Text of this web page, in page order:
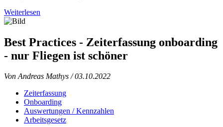
Weiterlesen
Best Practices - Zeiterfassung onboarding
- nur Fliegen ist schöner
Von Andreas Mathys / 03.10.2022
Zeiterfassung
Onboarding
Auswertungen / Kennzahlen
Arbeitsgesetz